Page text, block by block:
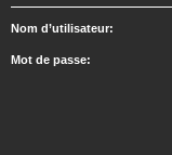
Nom d’utilisateur:
Mot de passe: